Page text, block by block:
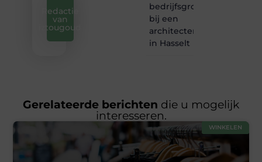
Redactie
van
iztougoud
bedrijfsgroei
bij een
architectenbureau
in Hasselt
Gerelateerde berichten die u mogelijk
interesseren.
WINKELEN